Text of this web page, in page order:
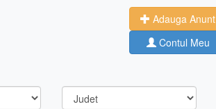
Adauga Anunt
Contul Meu